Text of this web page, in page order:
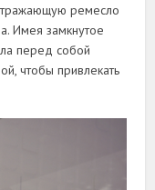
ремесло
Имея замкнутое
перед собой
чтобы привлекать